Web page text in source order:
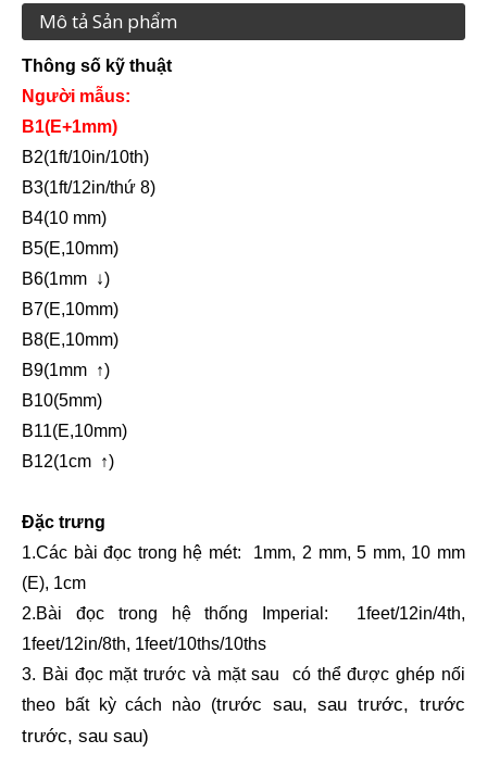
Mô tả Sản phẩm
Thông số kỹ thuật
Người mẫus:
B1(E+1mm)
B2(1ft/10in/10th)
B3(1ft/12in/thứ 8)
B4(10 mm)
B5(E,10mm)
B6(1mm ↓)
B7(E,10mm)
B8(E,10mm)
B9(1mm ↑)
B10(5mm)
B11(E,10mm)
B12(1cm ↑)
Đặc trưng
1.Các bài đọc trong hệ mét: 1mm, 2 mm, 5 mm, 10 mm
(E), 1cm
2.Bài đọc trong hệ thống Imperial: 1feet/12in/4th,
1feet/12in/8th, 1feet/10ths/10ths
3. Bài đọc mặt trước và mặt sau có thể được ghép nối
theo bất kỳ cách nào (trước sau, sau trước, trước
trước, sau sau)